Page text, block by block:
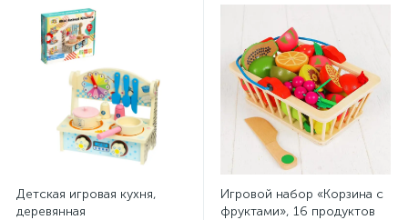
Детская игровая кухня,
деревянная
Игровой набор «Корзина с
фруктами», 16 продуктов